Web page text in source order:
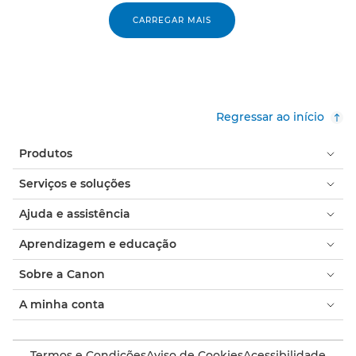
CARREGAR MAIS
Regressar ao início
Produtos
Serviços e soluções
Ajuda e assistência
Aprendizagem e educação
Sobre a Canon
A minha conta